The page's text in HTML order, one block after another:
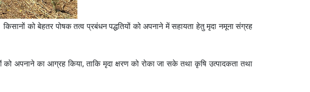
किसानों को बेहतर पोषक तत्व प्रबंधन पद्धतियों को अपनाने में सहायता हेतु मृदा नमूना संग्रह
को अपनाने का आग्रह किया, ताकि मृदा क्षरण को रोका जा सके तथा कृषि उत्पादकता तथा